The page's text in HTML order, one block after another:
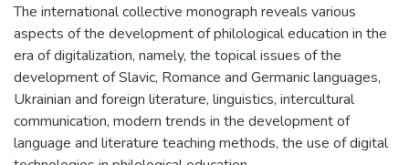
The international collective monograph reveals various
aspects of the development of philological education in the
era of digitalization, namely, the topical issues of the
development of Slavic, Romance and Germanic languages,
Ukrainian and foreign literature, linguistics, intercultural
communication, modern trends in the development of
language and literature teaching methods, the use of digital